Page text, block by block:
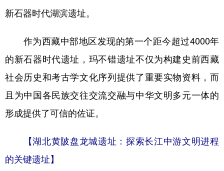
新石器时代湖滨遗址。
作为西藏中部地区发现的第一个距今超过4000年
的新石器时代遗址，玛不错遗址不仅为构建史前西藏
社会历史和考古学文化序列提供了重要实物资料，而
且为中国各民族交往交流交融与中华文明多元一体的
形成提供了可信的佐证。
【湖北黄陂盘龙城遗址：探索长江中游文明进程
的关键遗址】